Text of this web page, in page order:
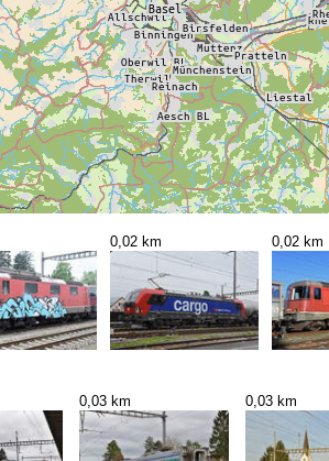
0,02 km 0,02 km
0,03 km 0,03 km